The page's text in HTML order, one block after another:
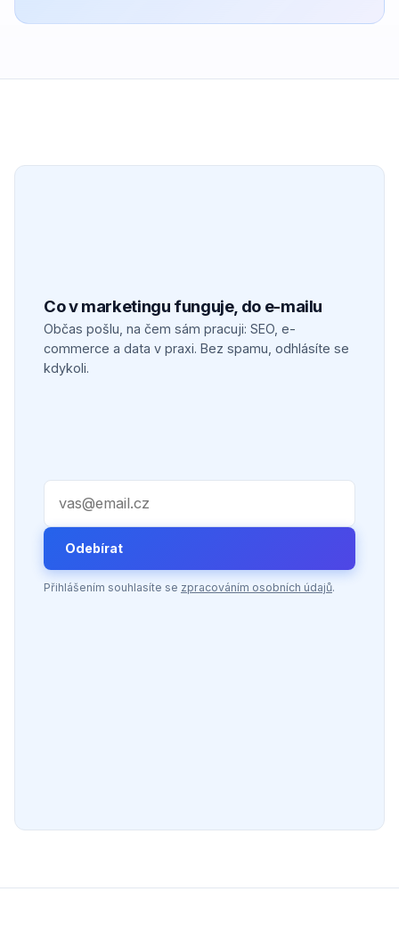
Co v marketingu funguje, do e-mailu
Občas pošlu, na čem sám pracuji: SEO, e-
commerce a data v praxi. Bez spamu, odhlásíte se
kdykoli.
Odebírat
Přihlášením souhlasíte se zpracováním osobních údajů.